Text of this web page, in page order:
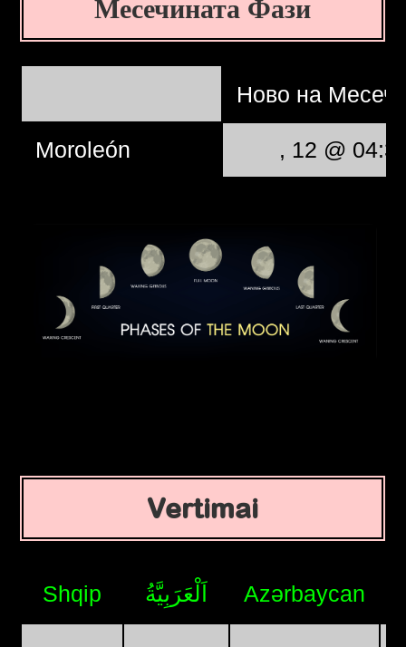
Месечината Фази
Ново на
Moroleón , 12 @
Vertimai
Shqip اَلْعَرَبِيَّةُ Azərbaycan